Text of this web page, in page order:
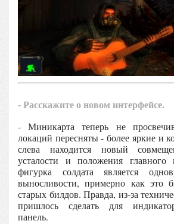
- Расскажите о новом интерфейсе.
- Миникарта теперь не
локаций пересняты - более яркие и
слева находится новый
усталости и положения главного
фигурка солдата является
выносливости, примерно как это
старых билдов. Правда, из-за
пришлось сделать для
панель.